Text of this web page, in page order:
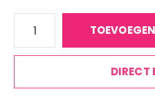
DIRECT